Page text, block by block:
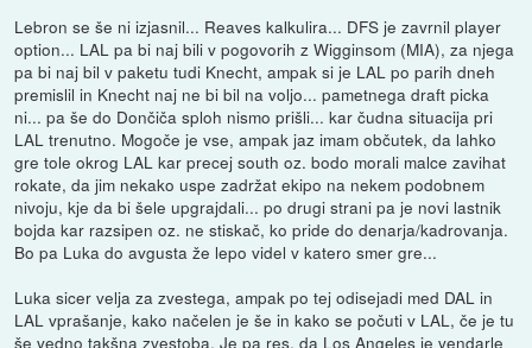
Lebron se še ni izjasnil... Reaves kalkulira... DFS je zavrnil player
option... LAL pa bi naj bili v pogovorih z Wigginsom (MIA), za njega
pa bi naj bil v paketu tudi Knecht, ampak si je LAL po parih dneh
premislil in Knecht naj ne bi bil na voljo... pametnega draft picka
ni... pa še do Dončiča sploh nismo prišli... kar čudna situacija pri
LAL trenutno. Mogoče je vse, ampak jaz imam občutek, da lahko
gre tole okrog LAL kar precej south oz. bodo morali malce zavihat
rokate, da jim nekako uspe zadržat ekipo na nekem podobnem
nivoju, kje da bi šele upgrajdali... po drugi strani pa je novi lastnik
bojda kar razsipen oz. ne stiskač, ko pride do denarja/kadrovanja.
Bo pa Luka do avgusta že lepo videl v katero smer gre...
Luka sicer velja za zvestega, ampak po tej odisejadi med DAL in
LAL vprašanje, kako načelen je še in kako se počuti v LAL, če je tu
še vedno takšna zvestoba. Je pa res, da Los Angeles je vendarle